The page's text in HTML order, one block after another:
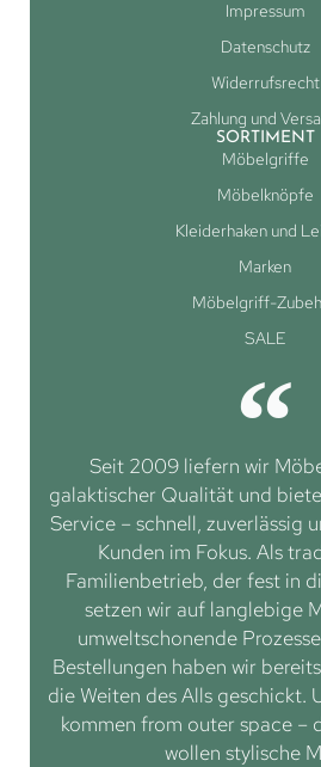
Impressum
Datenschutz
Widerrufsrecht
Zahlung und
SORTIMENT
Möbelgriffe
Möbelknöpfe
Kleiderhaken und
Marken
Möbelgriff-
SALE
Seit 2009 liefern wir
galaktischer Qualität und
Service – schnell, zuverlässig
Kunden im Fokus. Als
Familienbetrieb, der fest in
setzen wir auf langlebige
umweltschonende
Bestellungen haben wir
die Weiten des Alls geschickt.
kommen from outer space –
wollen stylische